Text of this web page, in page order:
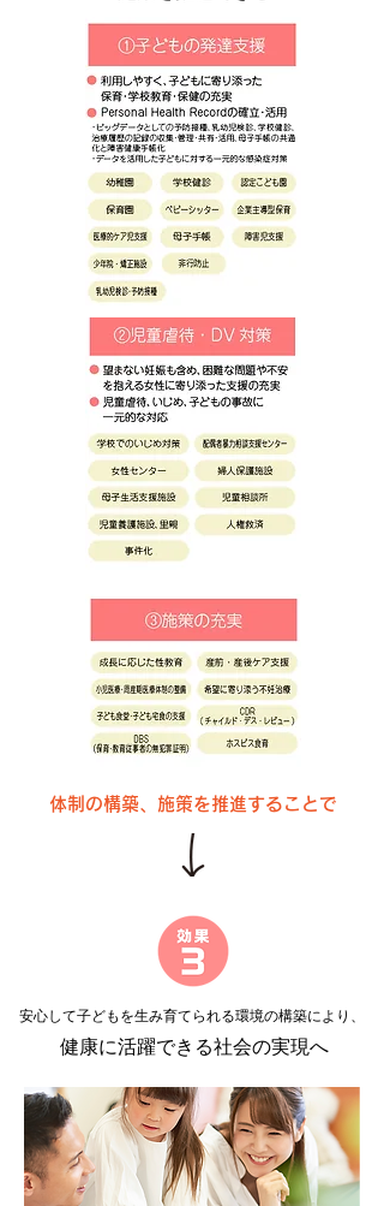
体制の構築、施策を推進することで
安⼼して⼦どもを⽣み育てられる環境の構築により、
健康に活躍できる社会の実現へ